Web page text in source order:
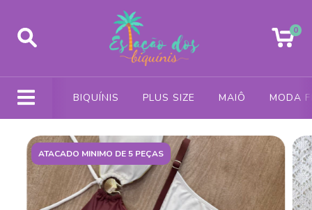
0
BIQUÍNIS PLUS SIZE MAIÔ MODA
ATACADO MINIMO DE 5 PEÇAS